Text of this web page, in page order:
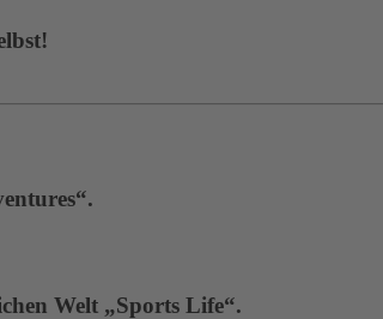
Welt „Sports Life“.